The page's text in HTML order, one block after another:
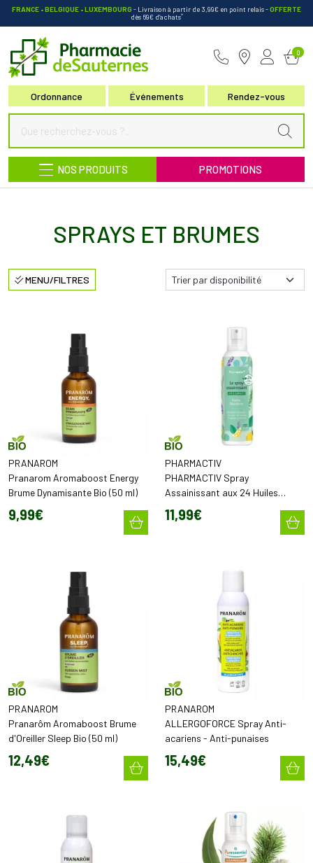
FRANCE • BELGIQUE • LUXEMBOURG - Livraison à partir de 3,99€ en point relais-OFFERTE
dès 69€ d’achats*
Ordonnance Événements Rendez-vous
0
NOS PRODUITS PROMOTIONS
SPRAYS ET BRUMES
MENU/FILTRES
PRANAROM
Pranarom Aromaboost Energy
Brume Dynamisante Bio (50 ml)
9,99€
PHARMACTIV
PHARMACTIV Spray
Assainissant aux 24 Huiles
Essentielles Bio 200ml
11,99€
PRANAROM
Pranarôm Aromaboost Brume
d'Oreiller Sleep Bio (50 ml)
12,49€
PRANAROM
ALLERGOFORCE Spray Anti-
acariens - Anti-punaises
15,49€